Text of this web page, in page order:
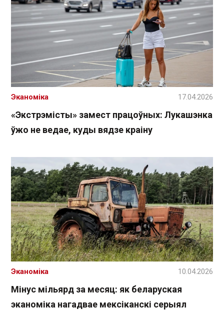
«Экстрэмісты» замест працоўных: Лукашэнка
ўжо не ведае, куды вядзе краіну
Эканоміка 17.04.2026
Мінус мільярд за месяц: як беларуская
эканоміка нагадвае мексіканскі серыял
Эканоміка 10.04.2026